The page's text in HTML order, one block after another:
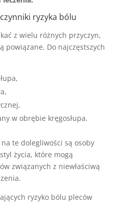
ryzyka bólu
z wielu różnych przyczyn,
powiązane. Do najczęstszych
w obrębie kręgosłupa.
te dolegliwości są osoby
życia, które mogą
związanych z niewłaściwą
ryzyko bólu pleców